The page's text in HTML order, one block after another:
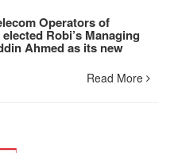
Operators of
Robi’s Managing
Ahmed as its new
Read More